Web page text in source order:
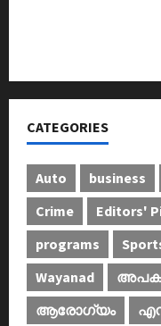
CATEGORIES
Auto business
Crime
Editors'
programs
Wayanad
ആരോഗ്യം